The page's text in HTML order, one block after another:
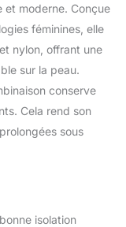
sur le
poignets
assurée
deux
solution
pour les
avec
et moderne. Conçue
féminines, elle
nylon, offrant une
sur la peau.
conserve
Cela rend son
sous
isolation